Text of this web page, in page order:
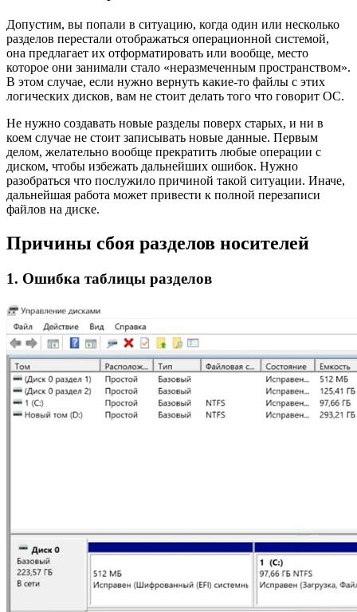
Допустим, вы попали в ситуацию, когда один или несколько
разделов перестали отображаться операционной системой,
она предлагает их отформатировать или вообще, место
которое они занимали стало «неразмеченным пространством».
В этом случае, если нужно вернуть какие-то файлы с этих
логических дисков, вам не стоит делать того что говорит ОС.
Не нужно создавать новые разделы поверх старых, и ни в
коем случае не стоит записывать новые данные. Первым
делом, желательно вообще прекратить любые операции с
диском, чтобы избежать дальнейших ошибок. Нужно
разобраться что послужило причиной такой ситуации. Иначе,
дальнейшая работа может привести к полной перезаписи
файлов на диске.
Причины сбоя разделов носителей
1. Ошибка таблицы разделов